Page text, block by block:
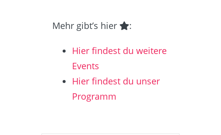
Mehr gibt’s hier :
Hier findest du weitere
Events
Hier findest du unser
Programm